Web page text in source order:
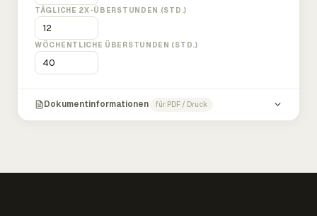
TÄGLICHE 2X-ÜBERSTUNDEN (STD.)
WÖCHENTLICHE ÜBERSTUNDEN (STD.)
Dokumentinformationen für PDF / Druck